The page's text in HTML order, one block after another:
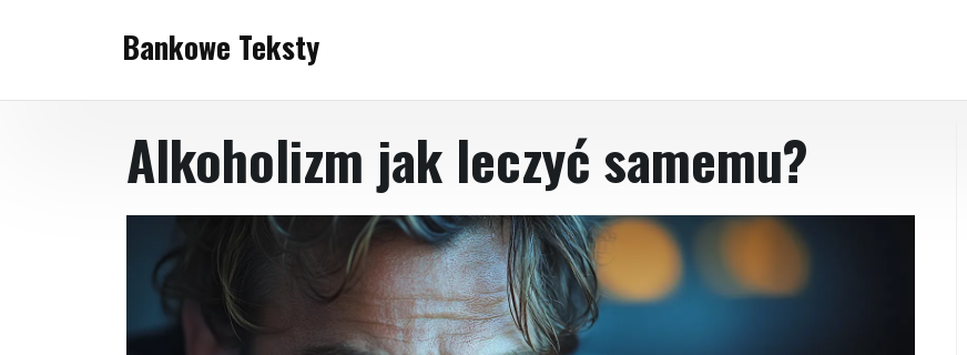
Bankowe Teksty
Alkoholizm jak leczyć samemu?